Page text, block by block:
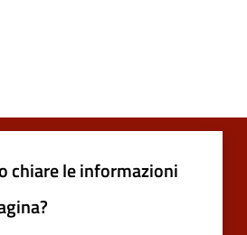
chiare le informazioni